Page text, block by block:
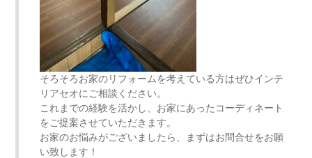
そろそろお家のリフォームを考えている方はぜひインテ
リアセオにご相談ください。
これまでの経験を活かし、お家にあったコーディネート
をご提案させていただきます。
お家のお悩みがございましたら、まずはお問合せをお願
い致します！